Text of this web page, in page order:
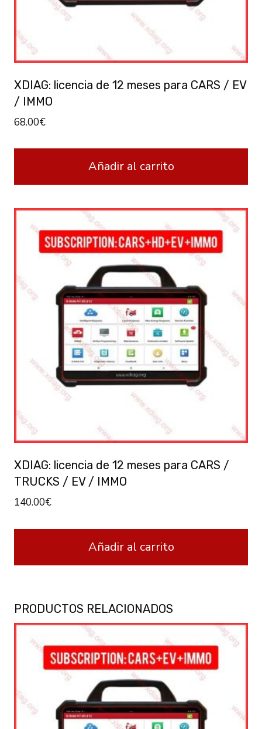
XDIAG: licencia de 12 meses para CARS / EV
/ IMMO
68.00€
Añadir al carrito
XDIAG: licencia de 12 meses para CARS /
TRUCKS / EV / IMMO
140.00€
Añadir al carrito
PRODUCTOS RELACIONADOS